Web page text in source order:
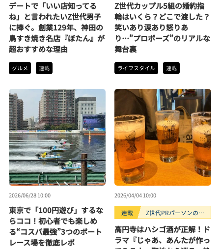
デートで「いい店知ってる
ね」と言われたいZ世代男子
に捧ぐ。創業129年、神田の
鳥すき焼き名店『ぼたん』が
超おすすめな理由
グルメ 連載
Z世代カップル5組の婚約指
輪はいくら？どこで渡した？
笑いあり涙あり怒りあ
り…”プロポーズ”のリアルな
舞台裏
ライフスタイル 連載
2026/06/28 10:00
東京で「100円遊び」するな
らココ！初心者でも楽しめ
る“コスパ最強”3つのボート
レース場を徹底レポ
2026/04/04 10:00
連載
Z世代PRパーソンのキ
高円寺はハシゴ酒が正解！ド
ラマ『じゃあ、あんたが作っ